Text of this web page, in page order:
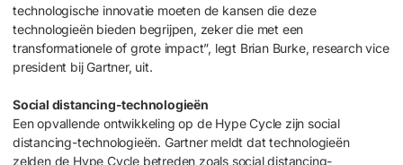
technologische innovatie moeten de kansen die deze
technologieën bieden begrijpen, zeker die met een
transformationele of grote impact”, legt Brian Burke, research vice
president bij Gartner, uit.
Social distancing-technologieën
Een opvallende ontwikkeling op de Hype Cycle zijn social
distancing-technologieën. Gartner meldt dat technologieën
zelden de Hype Cycle betreden zoals social distancing-